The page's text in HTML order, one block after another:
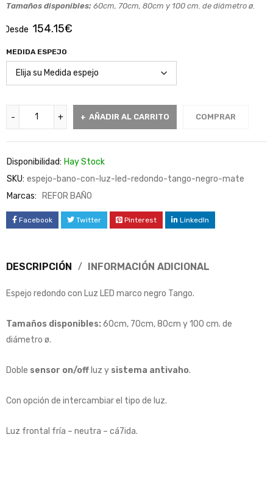
Tamaños disponibles: 60cm, 70cm, 80cm y 100 cm. de diámetro ø.
Desde 154.15€
MEDIDA ESPEJO
AÑADIR AL CARRITO COMPRAR
Disponibilidad: Hay Stock
SKU: espejo-bano-con-luz-led-redondo-tango-negro-mate
Marcas:
REFOR BAÑO
Facebook Twitter Pinterest LinkedIn
DESCRIPCIÓN INFORMACIÓN ADICIONAL
Espejo redondo con Luz LED marco negro Tango.
Tamaños disponibles: 60cm, 70cm, 80cm y 100 cm. de
diámetro ø.
Doble sensor on/off luz y sistema antivaho.
Con opción de intercambiar el tipo de luz.
Luz frontal fría – neutra – cá7ida.